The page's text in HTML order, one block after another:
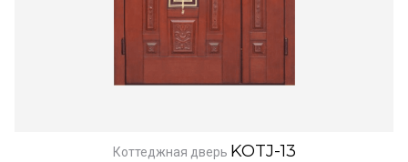
Коттеджная дверь KOTJ-13